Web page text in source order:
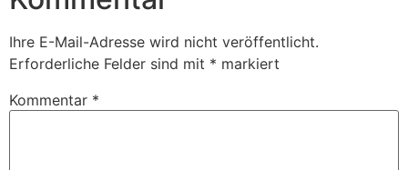
Ihre E-Mail-Adresse wird nicht veröffentlicht.
Erforderliche Felder sind mit * markiert
Kommentar *